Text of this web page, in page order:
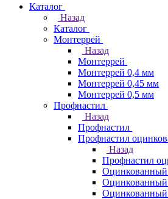
Каталог
Назад
Каталог
Монтеррей
Назад
Монтеррей
Монтеррей 0,4 мм
Монтеррей 0,45 мм
Монтеррей 0,5 мм
Профнастил
Назад
Профнастил
Профнастил
Назад
Профнастил
Оцинкованный
Оцинкованный
Оцинкованный